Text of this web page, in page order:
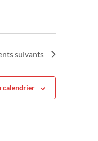
suivants
calendrier